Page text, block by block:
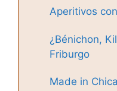
Aperitivos
¿Bénichon,
Friburgo
Made in